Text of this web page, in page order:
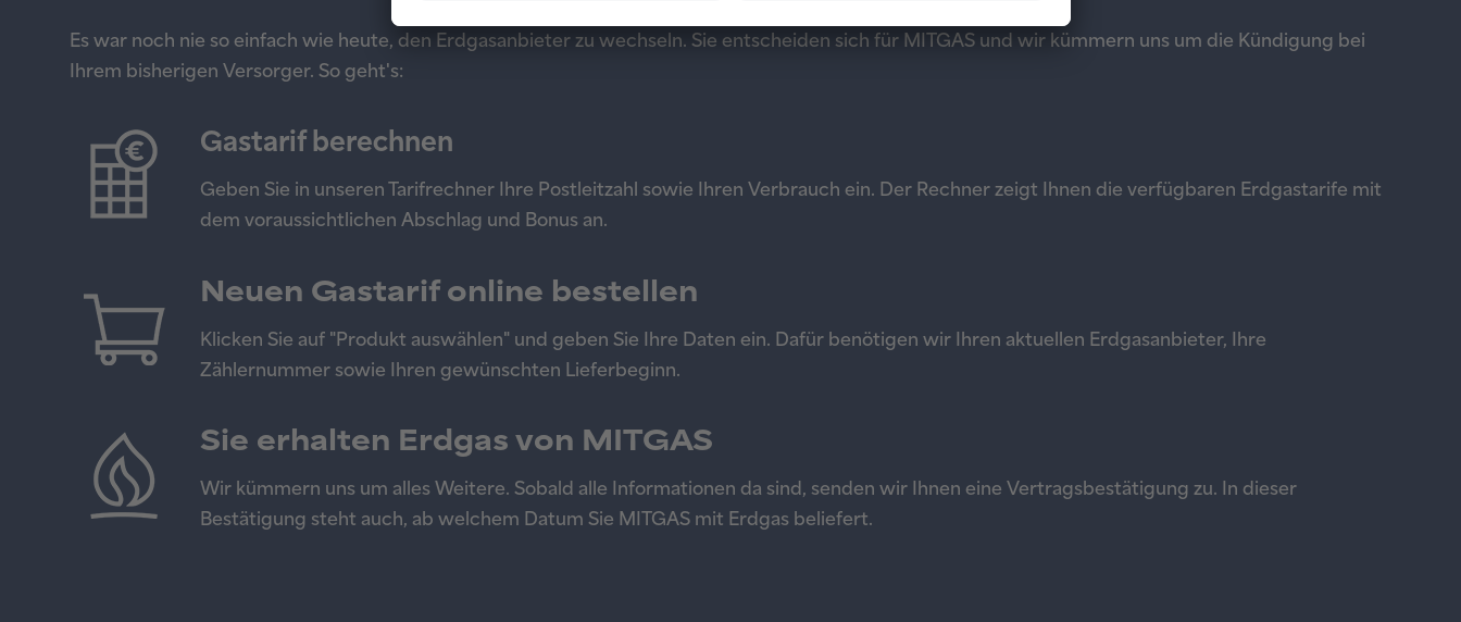
Es war noch nie so einfach wie heute, den Erdgasanbieter zu wechseln. Sie entscheiden sich für MITGAS und wir kümmern uns um die Kündigung bei
Ihrem bisherigen Versorger. So geht's:
Gastarif berechnen
Geben Sie in unseren Tarifrechner Ihre Postleitzahl sowie Ihren Verbrauch ein. Der Rechner zeigt Ihnen die verfügbaren Erdgastarife mit
dem voraussichtlichen Abschlag und Bonus an.
Neuen Gastarif online bestellen
Klicken Sie auf "Produkt auswählen" und geben Sie Ihre Daten ein. Dafür benötigen wir Ihren aktuellen Erdgasanbieter, Ihre
Zählernummer sowie Ihren gewünschten Lieferbeginn.
Sie erhalten Erdgas von MITGAS
Wir kümmern uns um alles Weitere. Sobald alle Informationen da sind, senden wir Ihnen eine Vertragsbestätigung zu. In dieser
Bestätigung steht auch, ab welchem Datum Sie MITGAS mit Erdgas beliefert.